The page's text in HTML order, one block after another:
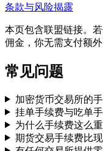
条款与风险揭露
本页包含联盟链接。
佣金，你无需支付额外
常见问题
加密货币交易所的
挂单手续费与吃单
为什么手续费这么
期货交易手续费比